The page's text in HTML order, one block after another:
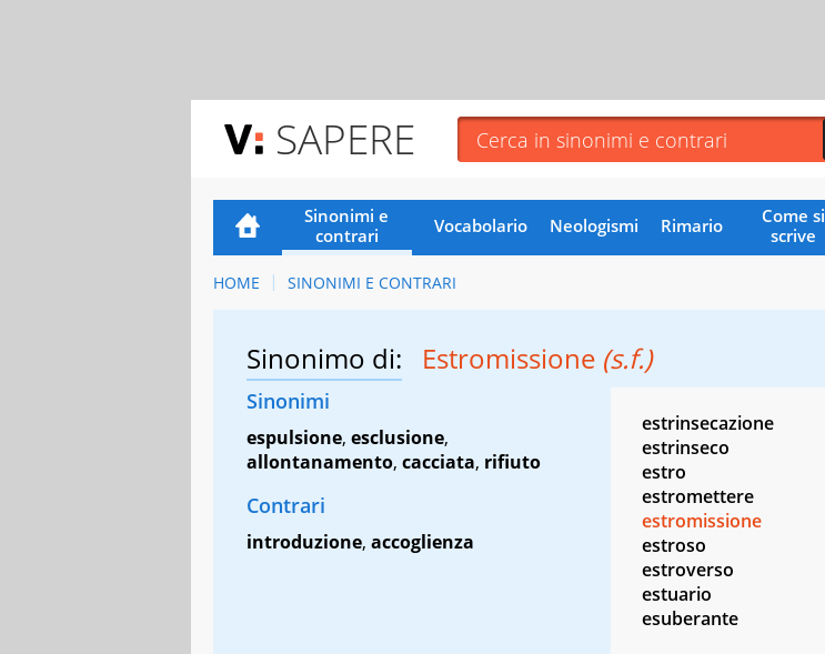
SAPERE
Sinonimi e
contrari
Vocabolario Neologismi Rimario
Come si
scrive
HOME SINONIMI E CONTRARI
Sinonimo di: Estromissione (s.f.)
Sinonimi
espulsione, esclusione,
allontanamento, cacciata, rifiuto
Contrari
introduzione, accoglienza
estrinsecazione
estrinseco
estro
estromettere
estromissione
estroso
estroverso
estuario
esuberante